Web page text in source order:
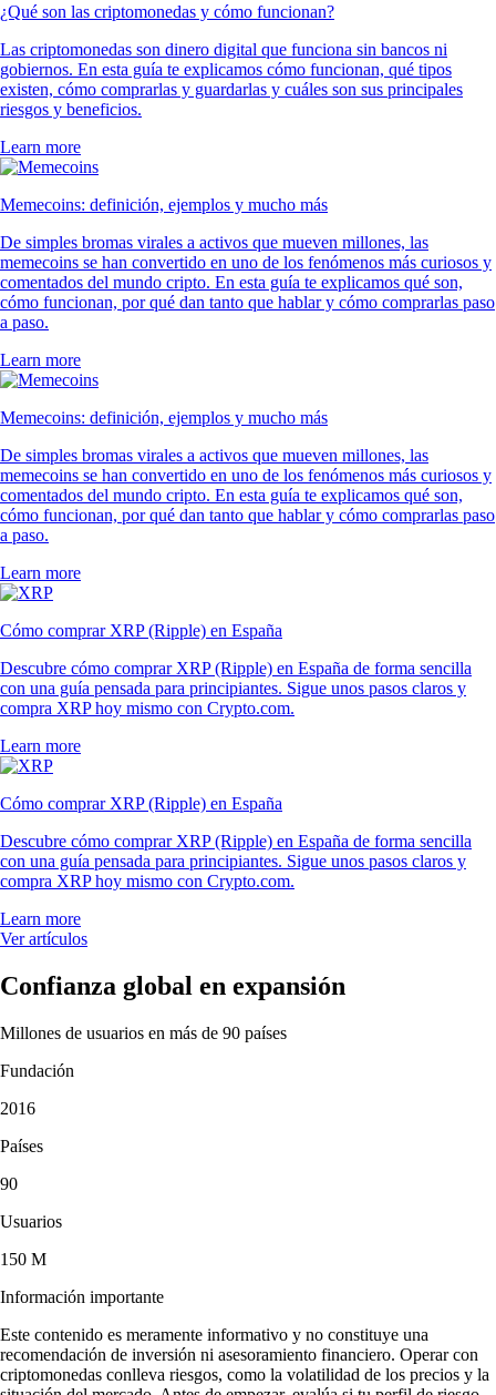
¿Qué son las criptomonedas y cómo funcionan?
Las criptomonedas son dinero digital que funciona sin bancos ni
gobiernos. En esta guía te explicamos cómo funcionan, qué tipos
existen, cómo comprarlas y guardarlas y cuáles son sus principales
riesgos y beneficios.
Learn more
Memecoins: definición, ejemplos y mucho más
De simples bromas virales a activos que mueven millones, las
memecoins se han convertido en uno de los fenómenos más curiosos y
comentados del mundo cripto. En esta guía te explicamos qué son,
cómo funcionan, por qué dan tanto que hablar y cómo comprarlas paso
a paso.
Learn more
Memecoins: definición, ejemplos y mucho más
De simples bromas virales a activos que mueven millones, las
memecoins se han convertido en uno de los fenómenos más curiosos y
comentados del mundo cripto. En esta guía te explicamos qué son,
cómo funcionan, por qué dan tanto que hablar y cómo comprarlas paso
a paso.
Learn more
Cómo comprar XRP (Ripple) en España
Descubre cómo comprar XRP (Ripple) en España de forma sencilla
con una guía pensada para principiantes. Sigue unos pasos claros y
compra XRP hoy mismo con Crypto.com.
Learn more
Cómo comprar XRP (Ripple) en España
Descubre cómo comprar XRP (Ripple) en España de forma sencilla
con una guía pensada para principiantes. Sigue unos pasos claros y
compra XRP hoy mismo con Crypto.com.
Learn more
Ver artículos
Confianza global en expansión
Millones de usuarios en más de 90 países
Fundación
2016
Países
90
Usuarios
150 M
Información importante
Este contenido es meramente informativo y no constituye una
recomendación de inversión ni asesoramiento financiero. Operar con
criptomonedas conlleva riesgos, como la volatilidad de los precios y la